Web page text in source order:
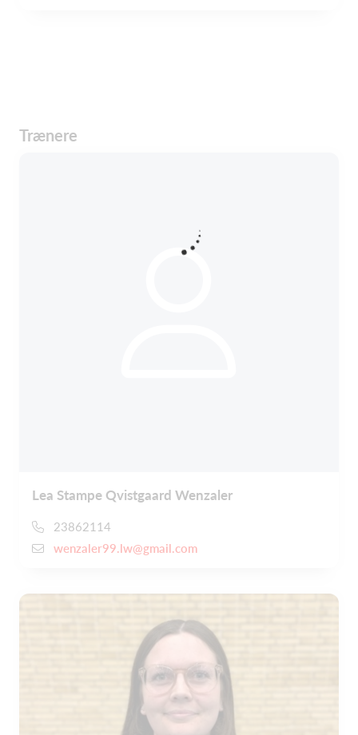
Trænere
Lea Stampe Qvistgaard Wenzaler
23862114
wenzaler99.lw@gmail.com